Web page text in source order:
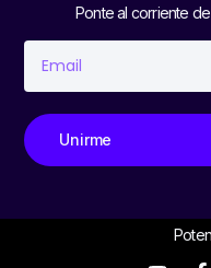
Ponte al corriente
Unirme